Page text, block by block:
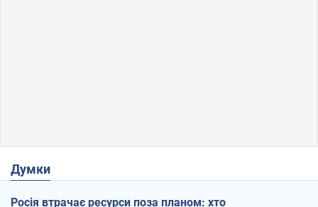
Думки
Росія втрачає ресурси поза планом: хто